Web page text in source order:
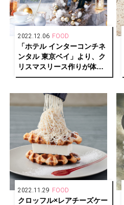
2022.12.06 FOOD
「ホテル インターコンチネ
ンタル 東京ベイ」より、ク
リスマスリース作りが体験
できるワークショップ付き
2022.11.29 FOOD
クロッフル×レアチーズケー